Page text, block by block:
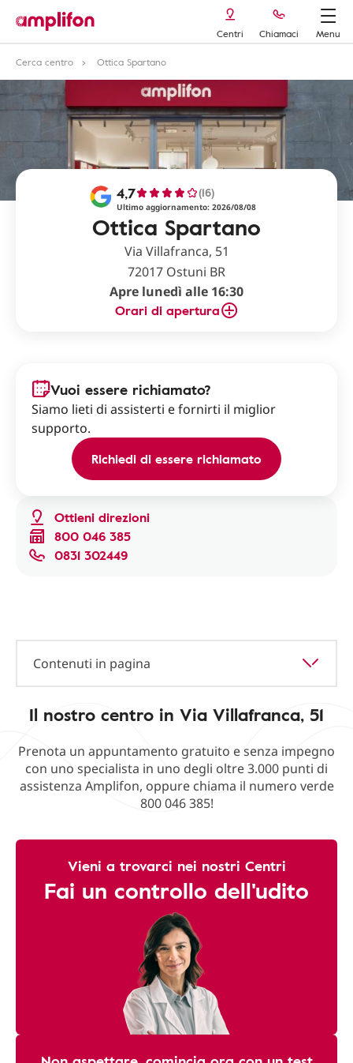
Centri Chiamaci
Menu
Cerca centro
Ottica Spartano
Ottica Spartano
4,7 (16)
Ultimo aggiornamento: 2026/08/08
Via Villafranca, 51
72017 Ostuni BR
Apre lunedì alle 16:30
Orari di apertura
Ottieni direzioni
800 046 385
0831 302449
Vuoi essere richiamato?
Siamo lieti di assisterti e fornirti il miglior
supporto.
Richiedi di essere richiamato
Contenuti in pagina
Il nostro centro in Via Villafranca, 51
Prenota un appuntamento gratuito e senza impegno
con uno specialista in uno degli oltre 3.000 punti di
assistenza Amplifon, oppure chiama il numero verde
800 046 385!
Vieni a trovarci nei nostri Centri
Fai un controllo dell'udito